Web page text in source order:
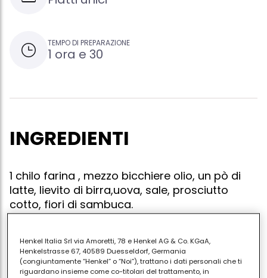
TEMPO DI PREPARAZIONE
1 ora e 30
INGREDIENTI
1 chilo farina , mezzo bicchiere olio, un pò di
latte, lievito di birra,uova, sale, prosciutto
cotto, fiori di sambuca.
Sciogliere il lievito in una terrina di acqua tiepida,
aggiungere sale, l'olio, latte ,uova, prosciutto a dadini
Henkel Italia Srl via Amoretti, 78 e Henkel AG & Co. KGaA,
Henkelstrasse 67, 40589 Duesseldorf, Germania
(congiuntamente “Henkel” o “Noi”), trattano i dati personali che ti
riguardano insieme come co-titolari del trattamento, in